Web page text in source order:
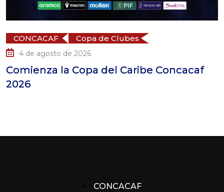
CONCACAF Copa de Clubes
4 de agosto de 2026
la Copa del Caribe Concacaf
CONCACAF